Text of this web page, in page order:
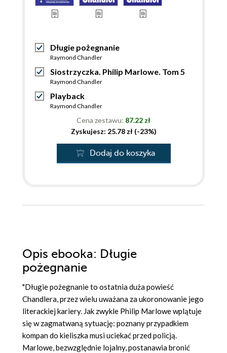
Długie pożegnanie
Raymond Chandler
Siostrzyczka. Philip Marlowe. Tom 5
Raymond Chandler
Playback
Raymond Chandler
Cena zestawu: 87.22 zł
Zyskujesz: 25.78 zł (-23%)
Dodaj do koszyka
Opis ebooka: Długie
pożegnanie
"Długie pożegnanie to ostatnia duża powieść
Chandlera, przez wielu uważana za ukoronowanie jego
literackiej kariery. Jak zwykle Philip Marlowe wplątuje
się w zagmatwaną sytuację: poznany przypadkiem
kompan do kieliszka musi uciekać przed policją.
Marlowe, bezwzględnie lojalny, postanawia bronić